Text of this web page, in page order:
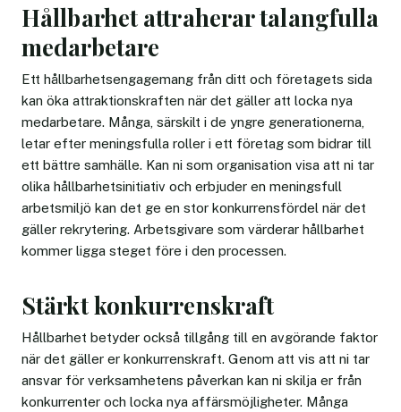
Hållbarhet attraherar talangfulla
medarbetare
Ett hållbarhetsengagemang från ditt och företagets sida
kan öka attraktionskraften när det gäller att locka nya
medarbetare. Många, särskilt i de yngre generationerna,
letar efter meningsfulla roller i ett företag som bidrar till
ett bättre samhälle. Kan ni som organisation visa att ni tar
olika hållbarhetsinitiativ och erbjuder en meningsfull
arbetsmiljö kan det ge en stor konkurrensfördel när det
gäller rekrytering. Arbetsgivare som värderar hållbarhet
kommer ligga steget före i den processen.
Stärkt konkurrenskraft
Hållbarhet betyder också tillgång till en avgörande faktor
när det gäller er konkurrenskraft. Genom att vis att ni tar
ansvar för verksamhetens påverkan kan ni skilja er från
konkurrenter och locka nya affärsmöjligheter. Många